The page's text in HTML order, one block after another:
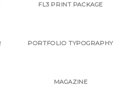
FL3 PRINT PACKAGE
PORTFOLIO TYPOGRAPHY
MAGAZINE